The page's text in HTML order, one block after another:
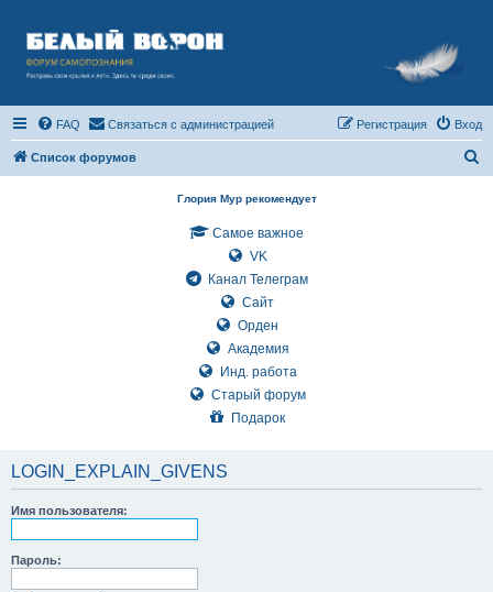
FAQ Связаться с администрацией Вход
Регистрация
Список форумов
Глория Мур рекомендует
Самое важное
VK
Канал Телеграм
Сайт
Орден
Академия
Инд. работа
Старый форум
Подарок
LOGIN_EXPLAIN_GIVENS
Имя пользователя:
Пароль: